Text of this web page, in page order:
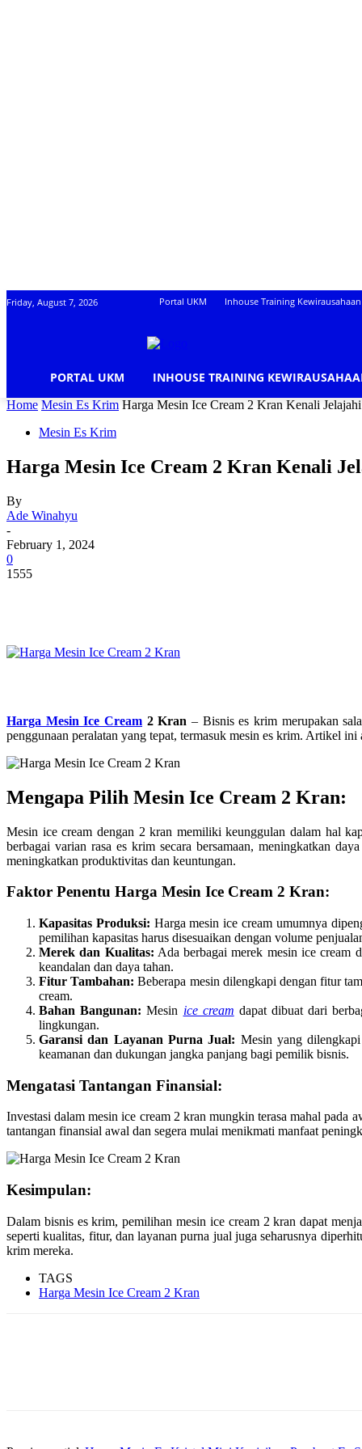
Friday, August 7, 2026 Portal UKM Inhouse Training Kewirausahaan
PORTAL UKM INHOUSE TRAINING
Home Mesin Es Krim Harga Mesin Ice Cream 2 Kran Kenali
Mesin Es Krim
Harga Mesin Ice Cream 2 Kran Kenali
By
Ade Winahyu
-
February 1, 2024
0
1555
Harga Mesin Ice Cream 2 Kran – Bisnis es krim merupakan
penggunaan peralatan yang tepat, termasuk mesin es krim. Artikel
Mengapa Pilih Mesin Ice Cream 2 Kran:
Mesin ice cream dengan 2 kran memiliki keunggulan dalam hal
berbagai varian rasa es krim secara bersamaan, meningkatkan
meningkatkan produktivitas dan keuntungan.
Faktor Penentu Harga Mesin Ice Cream 2 Kran:
Kapasitas Produksi: Harga mesin ice cream umumnya
pemilihan kapasitas harus disesuaikan dengan volume
Merek dan Kualitas: Ada berbagai merek mesin ice cream
keandalan dan daya tahan.
Fitur Tambahan: Beberapa mesin dilengkapi dengan fitur
cream.
Bahan Bangunan: Mesin ice cream dapat dibuat dari
lingkungan.
Garansi dan Layanan Purna Jual: Mesin yang
keamanan dan dukungan jangka panjang bagi pemilik bisnis.
Mengatasi Tantangan Finansial:
Investasi dalam mesin ice cream 2 kran mungkin terasa mahal pada
tantangan finansial awal dan segera mulai menikmati manfaat
Kesimpulan:
Dalam bisnis es krim, pemilihan mesin ice cream 2 kran dapat
seperti kualitas, fitur, dan layanan purna jual juga seharusnya
krim mereka.
TAGS
Harga Mesin Ice Cream 2 Kran